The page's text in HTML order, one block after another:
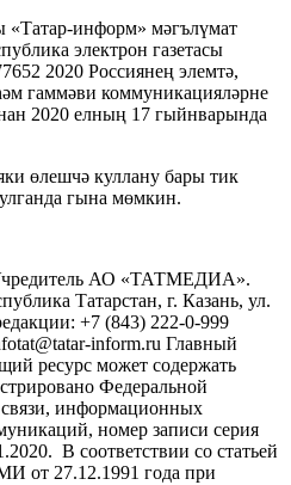
информ» мәгълүмат
электрон газетасы
2020 Россиянең элемтә,
гаммәви коммуникацияләрне
2020 елның 17 гыйнварында
өлешчә куллану бары тик
гына мөмкин.
АО «ТАТМЕДИА».
Татарстан, г. Казань, ул.
+7 (843) 222-0-999
inform.ru Главный
ресурс может содержать
Федеральной
информационных
номер записи серия
В соответствии со статьей
от 27.12.1991 года при